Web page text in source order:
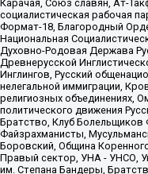
Карачая, Союз славян, Ат-
социалистическая рабочая
Формат-18, Благородный
Национальная
Духовно-Родовая Держава
Древнерусской
Инглингов, Русский
нелегальной иммиграции,
религиозных объединениях,
политического движения
Братство, Клуб Болельщиков
Файзрахманисты,
Боровский, Община
Правый сектор, УНА - УНСО,
им. Степана Бандеры,